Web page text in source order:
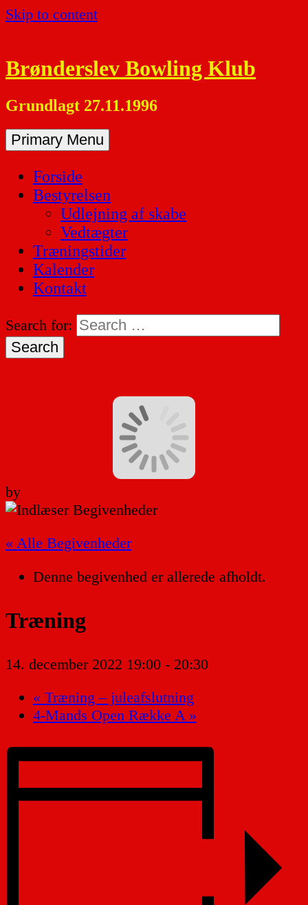
Skip to content
Brønderslev Bowling Klub
Grundlagt 27.11.1996
Primary Menu
Forside
Bestyrelsen
Udlejning af skabe
Vedtægter
Træningstider
Kalender
Kontakt
Search for:
by
« Alle Begivenheder
Denne begivenhed er allerede afholdt.
Træning
14. december 2022 19:00 - 20:30
« Træning – juleafslutning
4-Mands Open Række A »